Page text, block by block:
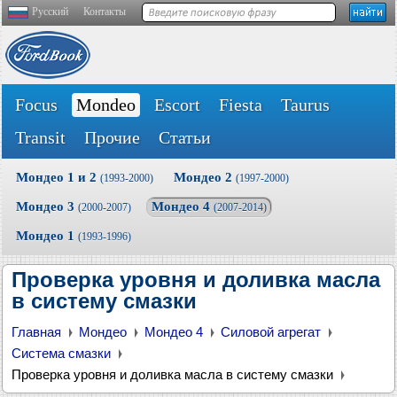
Русский Контакты
Focus Mondeo Escort Fiesta
Taurus
Transit
Прочие Статьи
Мондео 1 и 2 (1993-2000) Мондео 2 (1997-2000)
Мондео 3 (2000-2007) Мондео 4 (2007-2014)
Мондео 1 (1993-1996)
Проверка уровня и доливка масла
в систему смазки
Главная Мондео Мондео 4
Силовой агрегат
Система смазки
Проверка уровня и доливка масла в систему смазки